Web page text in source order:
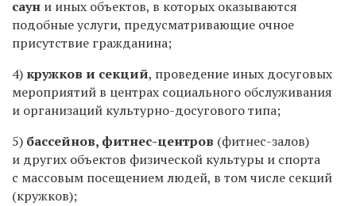
саун и иных объектов, в которых оказываются
подобные услуги, предусматривающие очное
присутствие гражданина;
4) кружков и секций, проведение иных досуговых
мероприятий в центрах социального обслуживания
и организаций культурно-досугового типа;
5) бассейнов, фитнес-центров (фитнес-залов)
и других объектов физической культуры и спорта
с массовым посещением людей, в том числе секций
(кружков);